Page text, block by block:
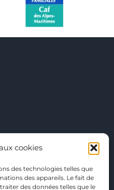
cookies
des technologies telles que
des appareils. Le fait de
des données telles que le